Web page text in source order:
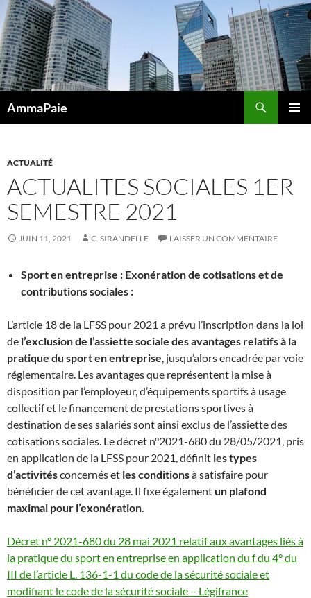
Aller
au
contenu
AmmaPaie
ACTUALITÉ
ACTUALITES SOCIALES 1ER
SEMESTRE 2021
JUIN 11, 2021 C. SIRANDELLE LAISSER UN COMMENTAIRE
Sport en entreprise : Exonération de cotisations et de
contributions sociales :
L’article 18 de la LFSS pour 2021 a prévu l’inscription dans la loi
de l’exclusion de l’assiette sociale des avantages relatifs à la
pratique du sport en entreprise , jusqu’alors encadrée par voie
réglementaire. Les avantages que représentent la mise à
disposition par l’employeur, d’équipements sportifs à usage
collectif et le financement de prestations sportives à
destination de ses salariés sont ainsi exclus de l’assiette des
cotisations sociales. Le décret n°2021-680 du 28/05/2021, pris
en application de la LFSS pour 2021, définit les types
d’activitésconcernés et les conditionsà satisfaire pour
bénéficier de cet avantage. Il fixe égalementun plafond
maximal pour l’exonération
Décret n° 2021-680 du 28 mai 2021 relatif aux avantages liés à
la pratique du sport en entreprise en application du f du 4° du
III de l’article L. 136-1-1 du code de la sécurité sociale et
modifiant le code de la sécurité sociale – Légifrance